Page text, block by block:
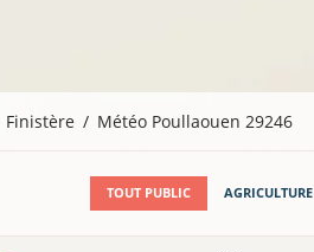
Finistère Météo Poullaouen 29246
TOUT PUBLIC AGRICULTURE